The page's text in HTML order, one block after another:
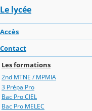
Le lycée
Accès
Contact
Les formations
2nd MTNE / MPMIA
3 Prépa Pro
Bac Pro CIEL
Bac Pro MELEC